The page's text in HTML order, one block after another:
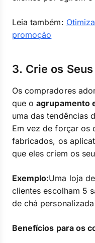
Leia também:
promoção
3. Crie os
Os compradores
que oagrupamento
uma das tendências
Em vez de forçar os
fabricados, os
que eles criem os
Exemplo:Uma loja
clientes escolham 5
de chá
Benefícios para os